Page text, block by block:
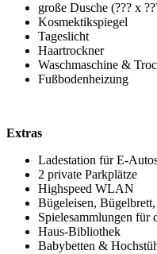
große Dusche (??? x
Kosmektikspiegel
Tageslicht
Haartrockner
Waschmaschine &
Fußbodenheizung
Extras
Ladestation für E-
2 private Parkplätze
Highspeed WLAN
Bügeleisen,
Spielesammlungen für
Haus-Bibliothek
Babybetten &